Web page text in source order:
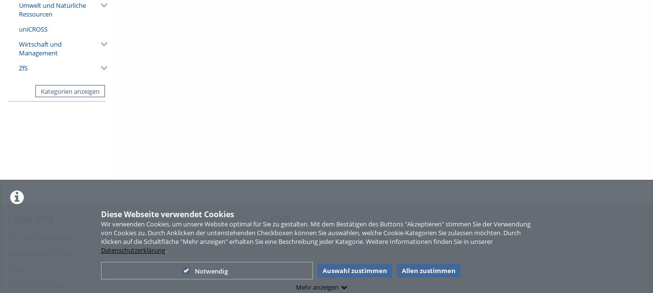
Diese Webseite verwendet Cookies
Wir verwenden Cookies, um unsere Website optimal für Sie zu gestalten. Mit dem Bestätigen des Buttons "Akzeptieren" stimmen Sie der Verwendung
von Cookies zu. Durch Anklicken der untenstehenden Checkboxen können Sie auswählen, welche Cookie-Kategorien Sie zulassen möchten. Durch
Klicken auf die Schaltfläche "Mehr anzeigen" erhalten Sie eine Beschreibung jeder Kategorie. Weitere Informationen finden Sie in unserer
Datenschutzerklärung.
Notwendig Auswahl zustimmen
Allen zustimmen
Mehr anzeigen
Umwelt und Natürliche
Ressourcen
uniCROSS
Wirtschaft und
Management
ZfS
Kategorien anzeigen
Sperber
Links
Sitemap